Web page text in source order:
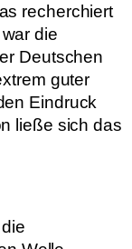
recherchiert
die
Deutschen
guter
Eindruck
ließe sich das